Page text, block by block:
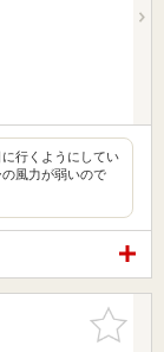
行くようにしてい
風力が弱いので
お気に入
りに追加